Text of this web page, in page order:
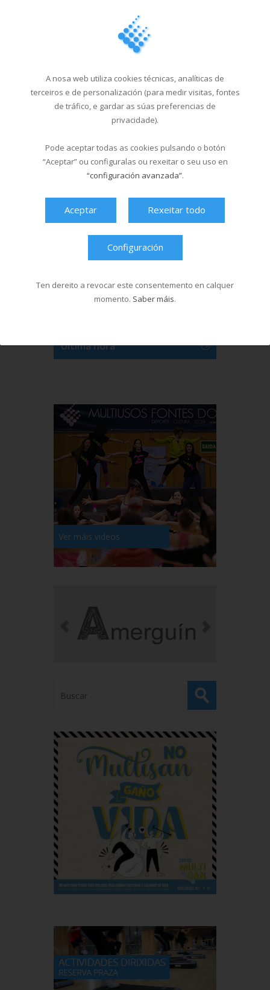
Os interesados poden matricularse no
Multiusos Fontes do Sar de Santiago.
Noticias Relacionadas
A piscina de Sar abre en
formato verán...
O Multiusos Fontes do Sar
e Santa Isabel...
29/04/2026
Santa Isabel, do 1...
18/03/2026
Última hora
Ver máis videos
A nosa web utiliza cookies técnicas, analíticas de
terceiros e de personalización (para medir visitas, fontes
de tráfico, e gardar as súas preferencias de
privacidade).
Pode aceptar todas as cookies pulsando o botón
“Aceptar” ou configuralas ou rexeitar o seu uso en
“configuración avanzada”.
Aceptar Rexeitar todo
Configuración
Ten dereito a revocar este consentemento en calquer
momento. Saber máis.